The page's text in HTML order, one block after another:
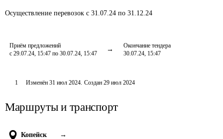
Осуществление перевозок с 31.07.24 по 31.12.24
Приём предложений
с 29.07.24, 15:47 по 30.07.24, 15:47
Окончание тендера
30.07.24, 15:47
1 Изменён 31 июл 2024. Создан 29 июл 2024
Маршруты и транспорт
Копейск →